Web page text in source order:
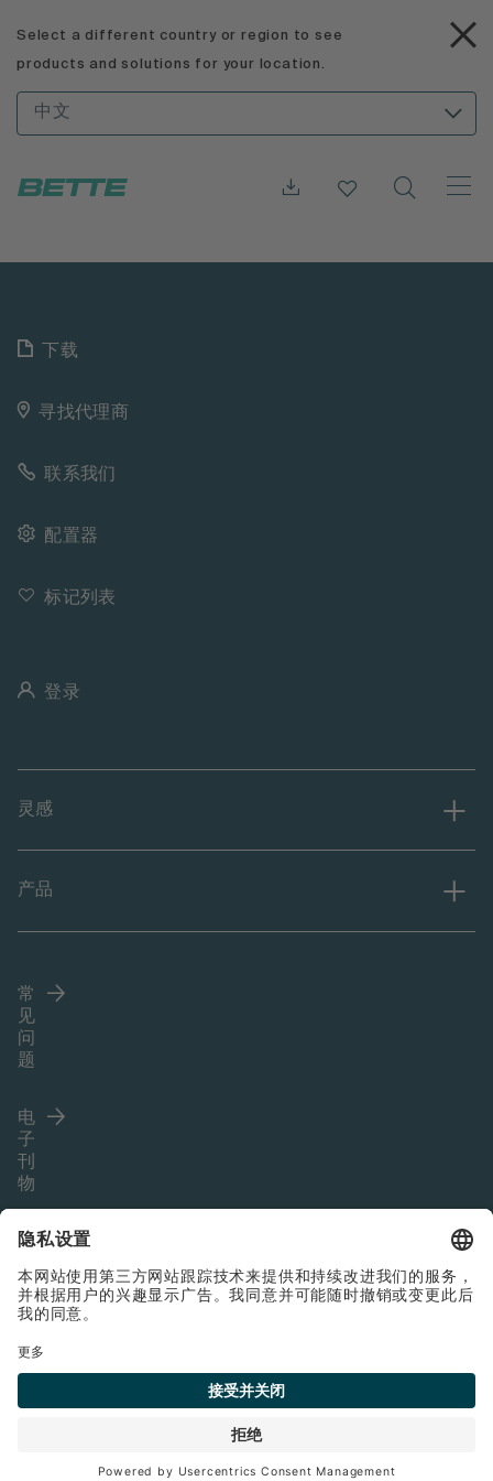
Select a different country or region to see
products and solutions for your location.
中文
下载
寻找代理商
联系我们
配置器
标记列表
登录
灵感
产品
常
见
问
题
电
子
刊
物
Language (ZH)
一般业务条款和条件 Cookies